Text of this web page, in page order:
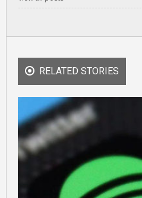
RELATED STORIES